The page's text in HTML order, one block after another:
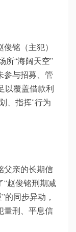
铭（主犯）
所“海阔天空”
参与招募、管
以覆盖借款利
、指挥”行为
父亲的长期信
“赵俊铭刑期减
的同步异动，
量刑、平息信